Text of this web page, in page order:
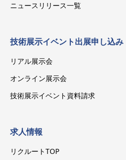
ニュースリリース一覧
技術展示イベント出展申し込み
リアル展示会
オンライン展示会
技術展示イベント資料請求
求人情報
リクルートTOP